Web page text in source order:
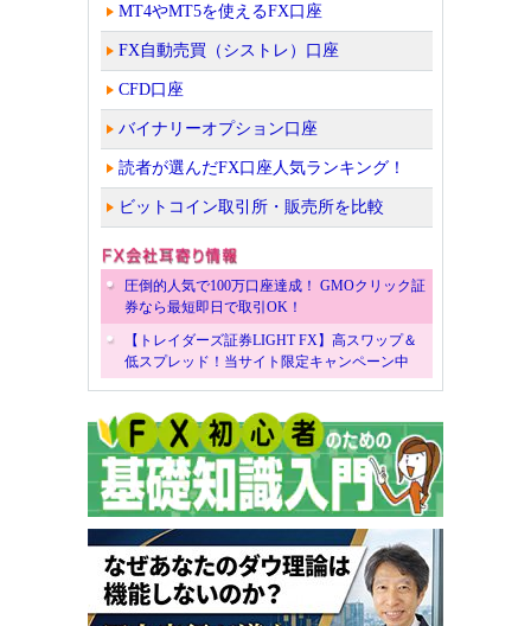
MT4やMT5を使えるFX口座
FX自動売買（シストレ）口座
CFD口座
バイナリーオプション口座
読者が選んだFX口座人気ランキング！
ビットコイン取引所・販売所を比較
圧倒的人気で100万口座達成！ GMOクリック証
券なら最短即日で取引OK！
【トレイダーズ証券LIGHT FX】高スワップ＆
低スプレッド！当サイト限定キャンペーン中